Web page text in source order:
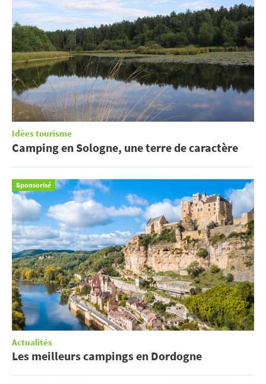
Idées tourisme
Camping en Sologne, une terre de caractère
Sponsorisé
Actualités
Les meilleurs campings en Dordogne